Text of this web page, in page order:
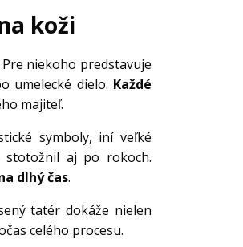
koži
niekoho predstavuje
umelecké dielo. Každé
majiteľ.
symboly, iní veľké
stotožnil aj po rokoch.
dlhý čas.
tatér dokáže nielen
celého procesu.